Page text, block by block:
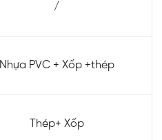
/
Nhựa PVC + Xốp +thép
Thép+ Xốp